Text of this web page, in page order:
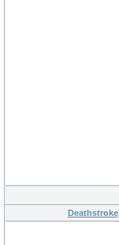
Deathstroke